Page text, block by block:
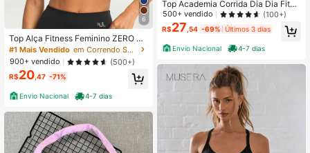
6
Top Alça Fitness Feminino ZERO TR
ANSPARÊNCIA Básico com Forro e
ntrada para Bojo Treino Academia Y
oga Musculação
#1 Mais Vendido
em Correndo Sutiãs esportivos femininos
900+ vendido
(500+)
R$20 ,47 -71%
Envio Nacional 4-7 dias
Top Academia Corrida Dia Dia Fitne
ss Duplo Alça Fina Zero Transparên
cia Moda Cores
500+ vendido (100+)
R$27 ,54 -69% Últimos 3 dias
Envio Nacional 4-7 dias